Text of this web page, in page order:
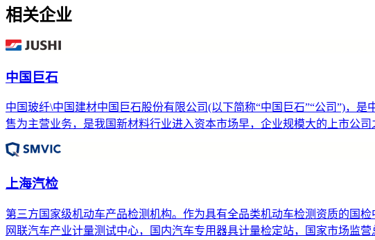
相关企业
中国巨石
中国玻纤\中国建材中国巨石股份有限公司(以下简称“中国巨石”“公司”)，
售为主营业务，是我国新材料行业进入资本市场早，企业规模大的上市公
上海汽检
第三方国家级机动车产品检测机构。作为具有全品类机动车检测资质的国
网联汽车产业计量测试中心，国内汽车专用器具计量检定站，国家市场监